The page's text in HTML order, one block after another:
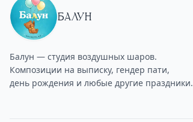
БАЛУН
Балун — студия воздушных шаров.
Композиции на выписку, гендер пати,
день рождения и любые другие праздники.